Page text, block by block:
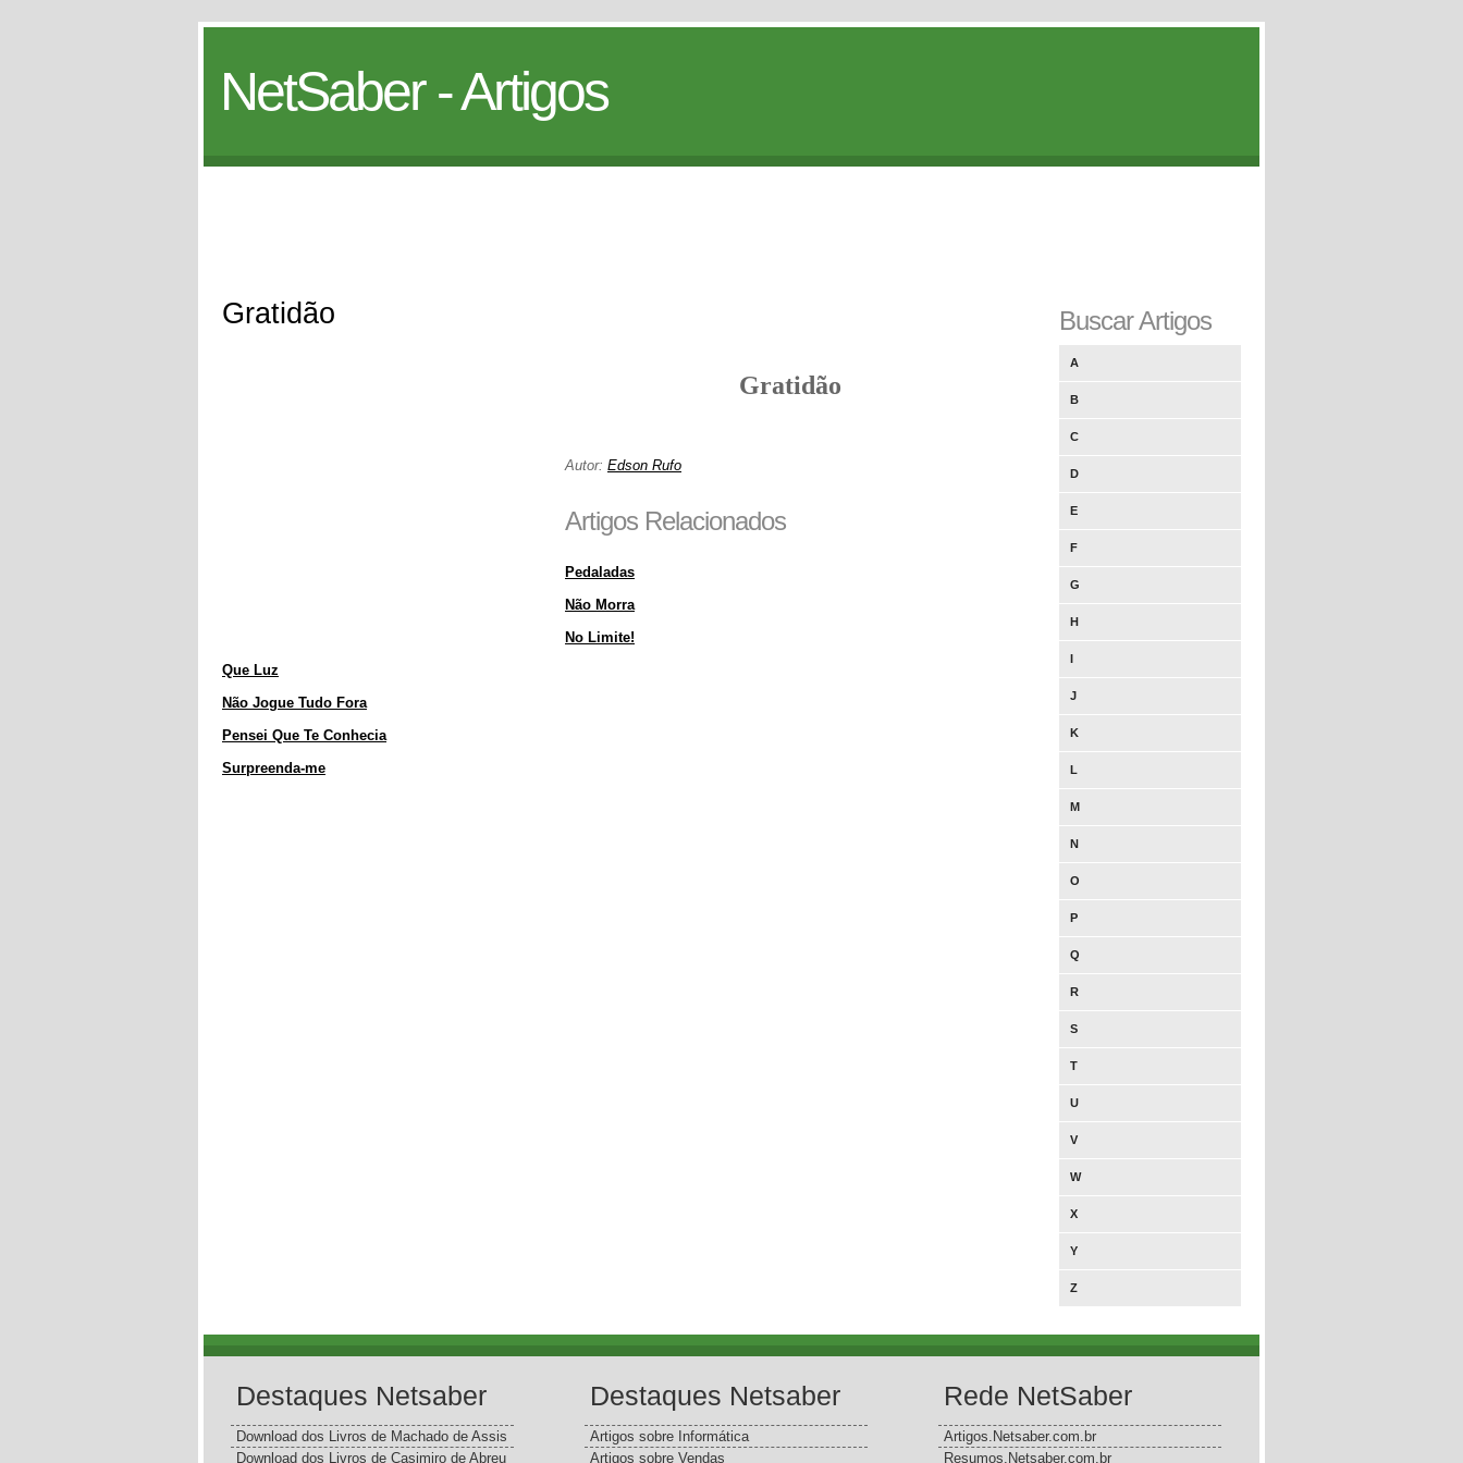
NetSaber - Artigos
Gratidão
Gratidão
Autor: Edson Rufo
Artigos Relacionados
Pedaladas
Não Morra
No Limite!
Que Luz
Não Jogue Tudo Fora
Pensei Que Te Conhecia
Surpreenda-me
Buscar Artigos
A
B
C
D
E
F
G
H
I
J
K
L
M
N
O
P
Q
R
S
T
U
V
W
X
Y
Z
Destaques Netsaber
Download dos Livros de Machado de Assis
Download dos Livros de Casimiro de Abreu
Destaques Netsaber
Artigos sobre Informática
Artigos sobre Vendas
Rede NetSaber
Artigos.Netsaber.com.br
Resumos.Netsaber.com.br